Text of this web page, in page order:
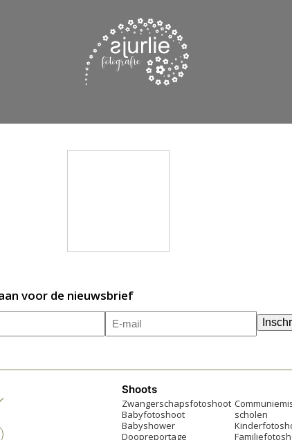
voor de nieuwsbrief
E-
mailadres(Vereist)
Shoots
Zwangerschapsfotoshoot
Babyfotoshoot
Babyshower
Doopreportage
scholen